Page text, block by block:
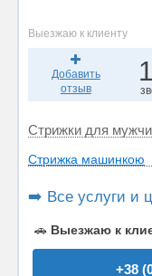
Выезжаю к клиенту
Добавить
отзыв
Стрижки для
Стрижка машинкою
➡️ Все услуги и
🚗 Выезжаю к
+38